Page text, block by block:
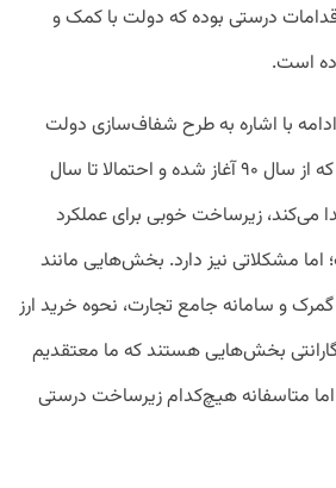
درستی بوده که دولت با کمک و
است.
با اشاره به طرح شفاف‌سازی دولت
گفت: «طرح شفاف‌سازی که از سال ۹۰ آغاز شده و احتمالا تا سال
ادامه پیدا می‌کند، زیرساخت خوبی برای عملکرد
مشکلاتی نیز دارد. بخش‌هایی مانند
و سامانه جامع تجارت، نحوه خرید ارز
بخش‌هایی هستند که ما معتقدیم
اما متاسفانه هیچ‌کدام زیرساخت‌ درستی